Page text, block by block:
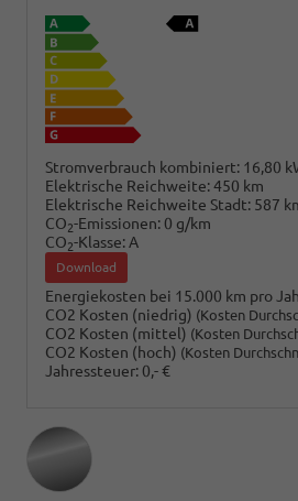
Stromverbrauch kombiniert: 16,80
Elektrische Reichweite:450 km
Elektrische Reichweite Stadt: 587
CO2-Emissionen: 0 g/km
CO2-Klasse:A
Download
Energiekosten bei 15.000 km pro
CO2 Kosten (niedrig) (Kosten
CO2 Kosten (mittel) (Kosten
CO2 Kosten (hoch) (Kosten
Jahressteuer: 0,- €